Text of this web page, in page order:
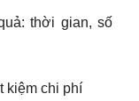
thời gian, số
kiệm chi phí